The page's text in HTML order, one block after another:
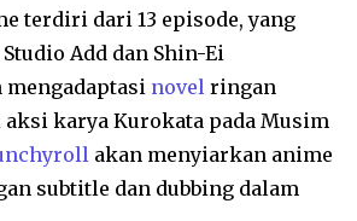
terdiri dari 13 episode, yang
Add dan Shin-Ei
novel ringan
karya Kurokata pada Musim
akan menyiarkan anime
subtitle dan dubbing dalam